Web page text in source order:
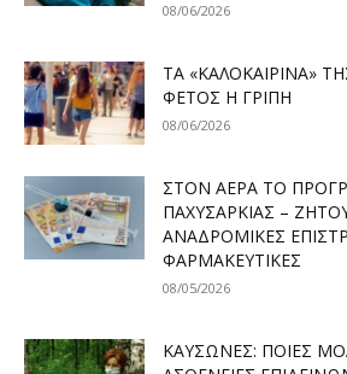
08/06/2026
ΤΑ «ΚΑΛΟΚΑΙΡΙΝΆ»
ΦΈΤΟΣ Η ΓΡΊΠΗ
08/06/2026
ΣΤΟΝ ΑΈΡΑ ΤΟ
ΠΑΧΥΣΑΡΚΊΑΣ –
ΑΝΑΔΡΟΜΙΚΈΣ
ΦΑΡΜΑΚΕΥΤΙΚΈΣ
08/05/2026
ΚΑΎΣΩΝΕΣ: ΠΟΙΕΣ